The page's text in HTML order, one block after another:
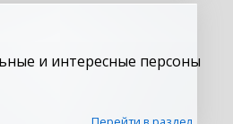
и интересные персоны